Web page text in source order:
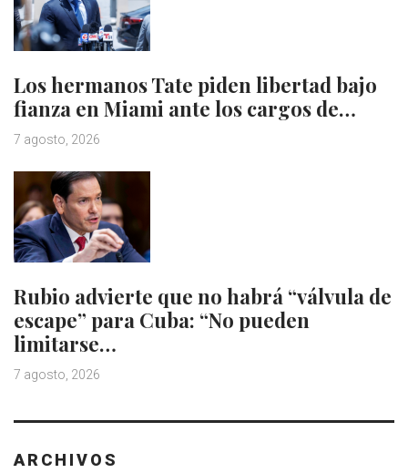
Los hermanos Tate piden libertad bajo
fianza en Miami ante los cargos de…
7 agosto, 2026
Rubio advierte que no habrá “válvula de
escape” para Cuba: “No pueden
limitarse…
7 agosto, 2026
ARCHIVOS